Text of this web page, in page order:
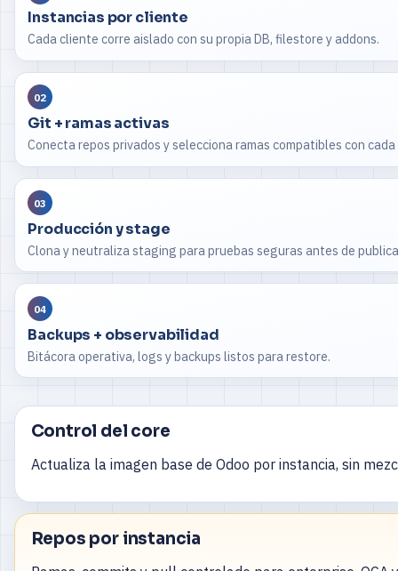
Instancias por cliente
Cada cliente corre aislado con su propia DB, filestore y addons.
02
Git + ramas activas
Conecta repos privados y selecciona ramas compatibles con
03
Producción y stage
Clona y neutraliza staging para pruebas seguras antes de
04
Backups + observabilidad
Bitácora operativa, logs y backups listos para restore.
Control del core
Actualiza la imagen base de Odoo por instancia, sin
Repos por instancia